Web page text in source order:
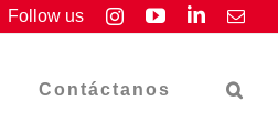
Follow us InstagramYouTube
LinkedIn
Contáctanos